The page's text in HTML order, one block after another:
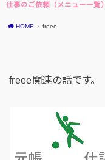
仕事のご依頼（メニュー一覧）
HOME freee
freee関連の話です。